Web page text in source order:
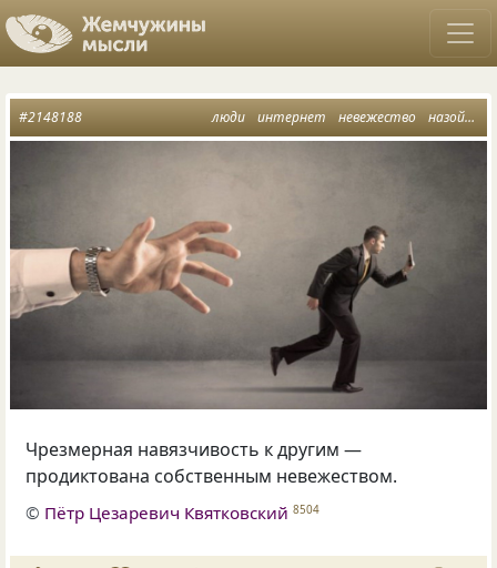
люди интернет невежество назойливость
#2148188
Чрезмерная навязчивость к другим —
продиктована собственным невежеством.
© Пётр Цезаревич Квятковский 8504